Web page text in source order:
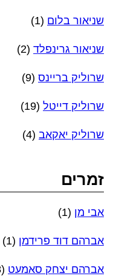
שניאור בלום (1)
שניאור גרינפלד (2)
שרוליק בריינס (9)
שרוליק דייטל (19)
שרוליק יאקאב (4)
זמרים
אבי מן (1)
אברהם דוד פרידמן (1)
אברהם יצחק סאמעט (3)